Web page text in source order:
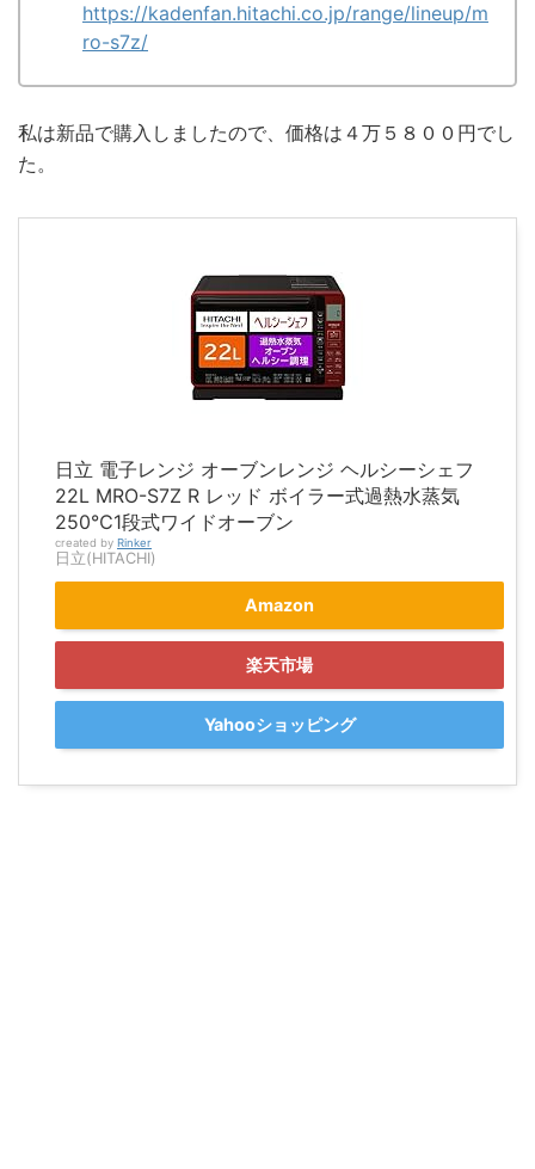
https://kadenfan.hitachi.co.jp/range/lineup/m
ro-s7z/
私は新品で購入しましたので、価格は４万５８００円でし
た。
日立 電子レンジ オーブンレンジ ヘルシーシェフ
22L MRO-S7Z R レッド ボイラー式過熱水蒸気
250℃1段式ワイドオーブン
created by Rinker
日立(HITACHI)
Amazon
楽天市場
Yahooショッピング